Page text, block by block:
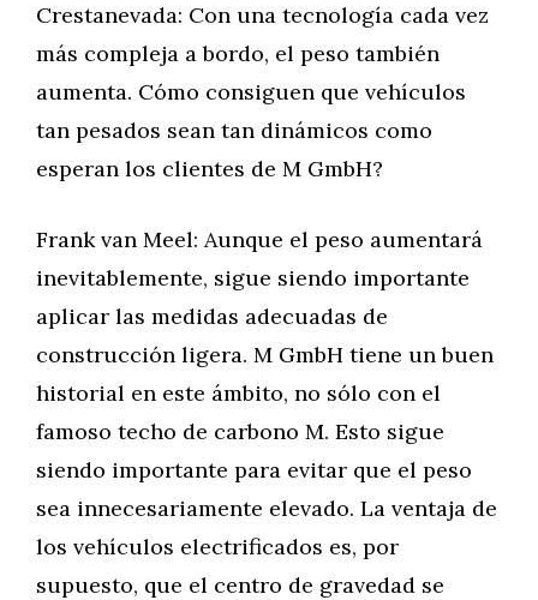
Crestanevada: Con una tecnología cada vez
más compleja a bordo, el peso también
aumenta. Cómo consiguen que vehículos
tan pesados sean tan dinámicos como
esperan los clientes de M GmbH?
Frank van Meel: Aunque el peso aumentará
inevitablemente, sigue siendo importante
aplicar las medidas adecuadas de
construcción ligera. M GmbH tiene un buen
historial en este ámbito, no sólo con el
famoso techo de carbono M. Esto sigue
siendo importante para evitar que el peso
sea innecesariamente elevado. La ventaja de
los vehículos electrificados es, por
supuesto, que el centro de gravedad se